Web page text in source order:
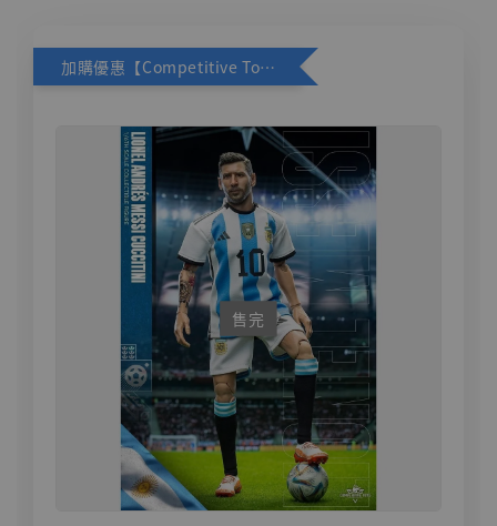
加購優惠【Competitive Toys 梅西 [CM001]】
售完